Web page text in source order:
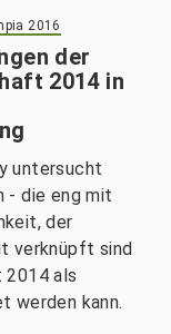
2016
der
2014 in
untersucht
- die eng mit
der
verknüpft sind
als
werden kann.